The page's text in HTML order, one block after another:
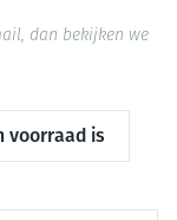
voorraad is
dan bekijken we